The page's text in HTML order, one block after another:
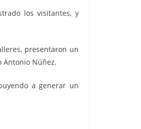
los visitantes, y
presentaron un
Antonio Núñez.
a generar un